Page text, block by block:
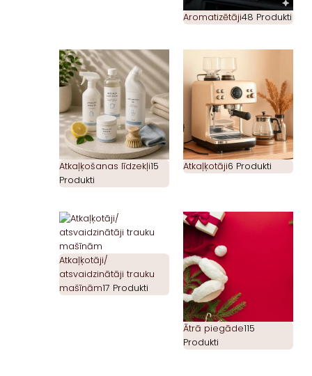
Aromatizētāji48 Produkti
Atkaļķošanas līdzekļi15
Produkti
Atkaļķotāji6 Produkti
Atkaļķotāji/
atsvaidzinātāji trauku
mašīnām17 Produkti
Ātrā piegāde115
Produkti